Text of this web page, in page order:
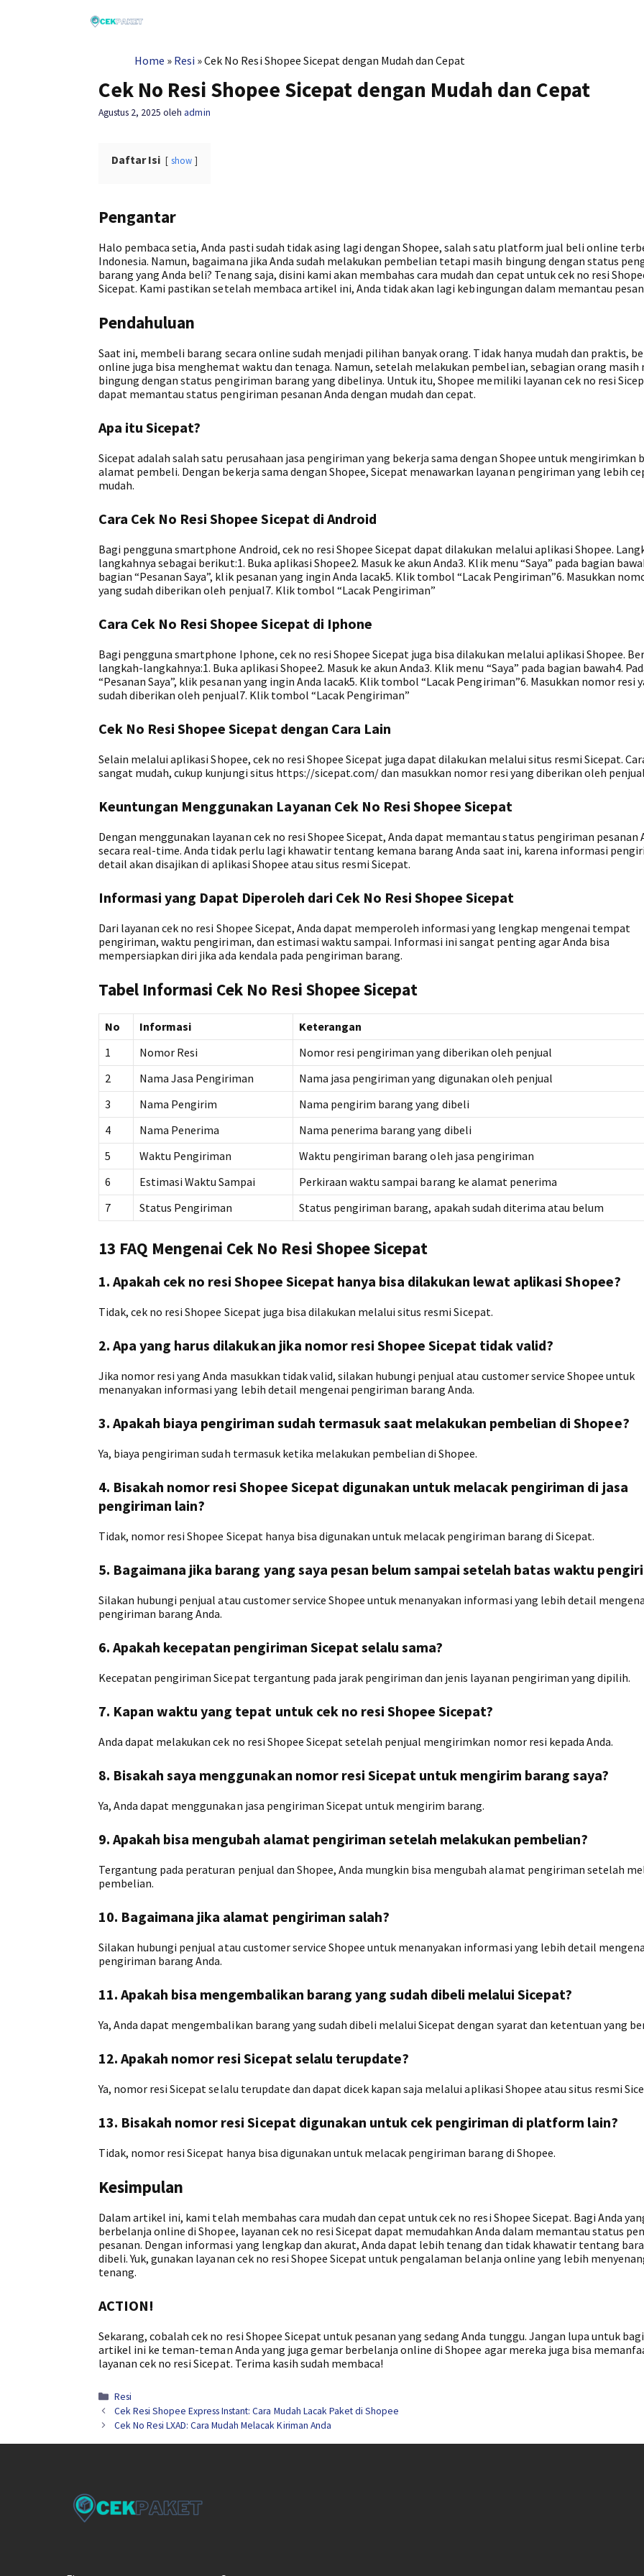
Home » Resi »Cek No Resi Shopee Sicepat dengan Mudah dan Cepat
Cek No Resi Shopee Sicepat dengan Mudah dan Cepat
Agustus 2, 2025 oleh admin
Daftar Isi show
Pengantar
Halo pembaca setia, Anda pasti sudah tidak asing lagi dengan Shopee, salah satu platform jual beli online
Indonesia. Namun, bagaimana jika Anda sudah melakukan pembelian tetapi masih bingung dengan status
barang yang Anda beli? Tenang saja, disini kami akan membahas cara mudah dan cepat untuk cek no resi
Sicepat. Kami pastikan setelah membaca artikel ini, Anda tidak akan lagi kebingungan dalam memantau
Pendahuluan
Saat ini, membeli barang secara online sudah menjadi pilihan banyak orang. Tidak hanya mudah dan praktis,
online juga bisa menghemat waktu dan tenaga. Namun, setelah melakukan pembelian, sebagian orang masih
bingung dengan status pengiriman barang yang dibelinya. Untuk itu, Shopee memiliki layanan cek no resi
dapat memantau status pengiriman pesanan Anda dengan mudah dan cepat.
Apa itu Sicepat?
Sicepat adalah salah satu perusahaan jasa pengiriman yang bekerja sama dengan Shopee untuk mengirimkan
alamat pembeli. Dengan bekerja sama dengan Shopee, Sicepat menawarkan layanan pengiriman yang lebih
mudah.
Cara Cek No Resi Shopee Sicepat di Android
Bagi pengguna smartphone Android, cek no resi Shopee Sicepat dapat dilakukan melalui aplikasi Shopee.
langkahnya sebagai berikut:1. Buka aplikasi Shopee2. Masuk ke akun Anda3. Klik menu “Saya” pada bagian
bagian “Pesanan Saya”, klik pesanan yang ingin Anda lacak5. Klik tombol “Lacak Pengiriman”6. Masukkan
yang sudah diberikan oleh penjual7. Klik tombol “Lacak Pengiriman”
Cara Cek No Resi Shopee Sicepat di Iphone
Bagi pengguna smartphone Iphone, cek no resi Shopee Sicepat juga bisa dilakukan melalui aplikasi Shopee.
langkah-langkahnya:1. Buka aplikasi Shopee2. Masuk ke akun Anda3. Klik menu “Saya” pada bagian bawah4.
“Pesanan Saya”, klik pesanan yang ingin Anda lacak5. Klik tombol “Lacak Pengiriman”6. Masukkan nomor resi
sudah diberikan oleh penjual7. Klik tombol “Lacak Pengiriman”
Cek No Resi Shopee Sicepat dengan Cara Lain
Selain melalui aplikasi Shopee, cek no resi Shopee Sicepat juga dapat dilakukan melalui situs resmi Sicepat.
sangat mudah, cukup kunjungi situs https://sicepat.com/ dan masukkan nomor resi yang diberikan oleh
Keuntungan Menggunakan Layanan Cek No Resi Shopee Sicepat
Dengan menggunakan layanan cek no resi Shopee Sicepat, Anda dapat memantau status pengiriman pesanan
secara real-time. Anda tidak perlu lagi khawatir tentang kemana barang Anda saat ini, karena informasi
detail akan disajikan di aplikasi Shopee atau situs resmi Sicepat.
Informasi yang Dapat Diperoleh dari Cek No Resi Shopee Sicepat
Dari layanan cek no resi Shopee Sicepat, Anda dapat memperoleh informasi yang lengkap mengenai tempat
pengiriman, waktu pengiriman, dan estimasi waktu sampai. Informasi ini sangat penting agar Anda bisa
mempersiapkan diri jika ada kendala pada pengiriman barang.
Tabel Informasi Cek No Resi Shopee Sicepat
No Informasi
Keterangan
1
Nomor Resi
Nomor resi pengiriman yang diberikan oleh penjual
2
Nama Jasa Pengiriman
Nama jasa pengiriman yang digunakan oleh penjual
3
Nama Pengirim
Nama pengirim barang yang dibeli
4
Nama Penerima
Nama penerima barang yang dibeli
5
Waktu Pengiriman
Waktu pengiriman barang oleh jasa pengiriman
6
Estimasi Waktu Sampai
Perkiraan waktu sampai barang ke alamat penerima
7
Status Pengiriman Status pengiriman barang, apakah sudah diterima atau belum
13 FAQ Mengenai Cek No Resi Shopee Sicepat
1. Apakah cek no resi Shopee Sicepat hanya bisa dilakukan lewat aplikasi Shopee?
Tidak, cek no resi Shopee Sicepat juga bisa dilakukan melalui situs resmi Sicepat.
2. Apa yang harus dilakukan jika nomor resi Shopee Sicepat tidak valid?
Jika nomor resi yang Anda masukkan tidak valid, silakan hubungi penjual atau customer service Shopee untuk
menanyakan informasi yang lebih detail mengenai pengiriman barang Anda.
3. Apakah biaya pengiriman sudah termasuk saat melakukan pembelian di Shopee?
Ya, biaya pengiriman sudah termasuk ketika melakukan pembelian di Shopee.
4. Bisakah nomor resi Shopee Sicepat digunakan untuk melacak pengiriman di jasa
pengiriman lain?
Tidak, nomor resi Shopee Sicepat hanya bisa digunakan untuk melacak pengiriman barang di Sicepat.
5. Bagaimana jika barang yang saya pesan belum sampai setelah batas waktu
Silakan hubungi penjual atau customer service Shopee untuk menanyakan informasi yang lebih detail
pengiriman barang Anda.
6. Apakah kecepatan pengiriman Sicepat selalu sama?
Kecepatan pengiriman Sicepat tergantung pada jarak pengiriman dan jenis layanan pengiriman yang dipilih.
7. Kapan waktu yang tepat untuk cek no resi Shopee Sicepat?
Anda dapat melakukan cek no resi Shopee Sicepat setelah penjual mengirimkan nomor resi kepada Anda.
8. Bisakah saya menggunakan nomor resi Sicepat untuk mengirim barang saya?
Ya, Anda dapat menggunakan jasa pengiriman Sicepat untuk mengirim barang.
9. Apakah bisa mengubah alamat pengiriman setelah melakukan pembelian?
Tergantung pada peraturan penjual dan Shopee, Anda mungkin bisa mengubah alamat pengiriman setelah
pembelian.
10. Bagaimana jika alamat pengiriman salah?
Silakan hubungi penjual atau customer service Shopee untuk menanyakan informasi yang lebih detail
pengiriman barang Anda.
11. Apakah bisa mengembalikan barang yang sudah dibeli melalui Sicepat?
Ya, Anda dapat mengembalikan barang yang sudah dibeli melalui Sicepat dengan syarat dan ketentuan yang
12. Apakah nomor resi Sicepat selalu terupdate?
Ya, nomor resi Sicepat selalu terupdate dan dapat dicek kapan saja melalui aplikasi Shopee atau situs resmi
13. Bisakah nomor resi Sicepat digunakan untuk cek pengiriman di platform lain?
Tidak, nomor resi Sicepat hanya bisa digunakan untuk melacak pengiriman barang di Shopee.
Kesimpulan
Dalam artikel ini, kami telah membahas cara mudah dan cepat untuk cek no resi Shopee Sicepat. Bagi Anda
berbelanja online di Shopee, layanan cek no resi Sicepat dapat memudahkan Anda dalam memantau status
pesanan. Dengan informasi yang lengkap dan akurat, Anda dapat lebih tenang dan tidak khawatir tentang
dibeli. Yuk, gunakan layanan cek no resi Shopee Sicepat untuk pengalaman belanja online yang lebih
tenang.
ACTION!
Sekarang, cobalah cek no resi Shopee Sicepat untuk pesanan yang sedang Anda tunggu. Jangan lupa untuk
artikel ini ke teman-teman Anda yang juga gemar berbelanja online di Shopee agar mereka juga bisa
layanan cek no resi Sicepat. Terima kasih sudah membaca!
Kategori
Resi
Cek Resi Shopee Express Instant: Cara Mudah Lacak Paket di Shopee
Cek No Resi LXAD: Cara Mudah Melacak Kiriman Anda